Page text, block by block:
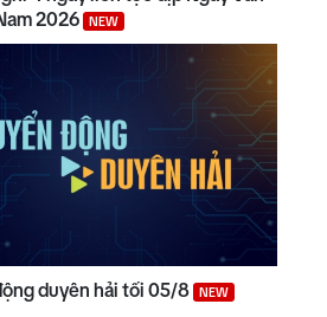
2026
NEW
duyên hải tối 05/8 NEW